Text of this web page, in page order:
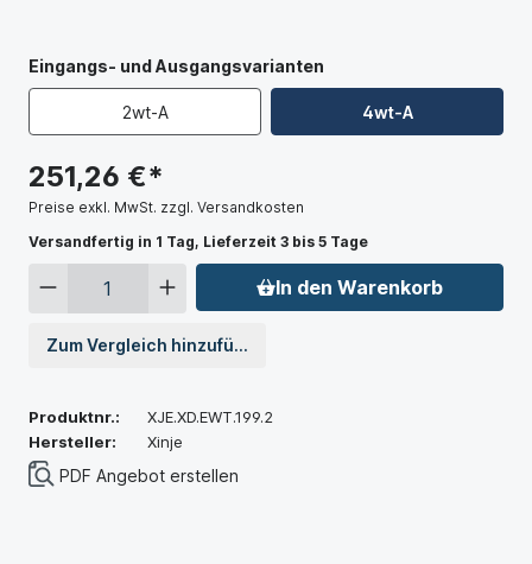
251,26 €*
Preise exkl. MwSt. zzgl. Versandkosten
Versandfertig in 1 Tag, Lieferzeit 3 bis 5 Tage
Eingangs- und Ausgangsvarianten
2wt-A 4wt-A
In den Warenkorb
Zum Vergleich hinzufügen
Produktnr.:
XJE.XD.EWT.199.2
Hersteller:
Xinje
PDF Angebot erstellen